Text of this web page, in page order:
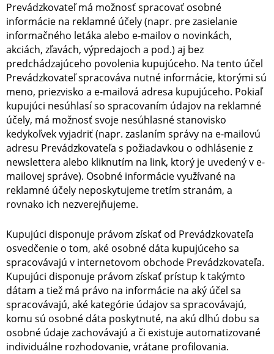
Prevádzkovateľ má možnosť spracovať osobné
informácie na reklamné účely (napr. pre zasielanie
informačného letáka alebo e-mailov o novinkách,
akciách, zľavách, výpredajoch a pod.) aj bez
predchádzajúceho povolenia kupujúceho. Na tento účel
Prevádzkovateľ spracováva nutné informácie, ktorými sú
meno, priezvisko a e-mailová adresa kupujúceho. Pokiaľ
kupujúci nesúhlasí so spracovaním údajov na reklamné
účely, má možnosť svoje nesúhlasné stanovisko
kedykoľvek vyjadriť (napr. zaslaním správy na e-mailovú
adresu Prevádzkovateľa s požiadavkou o odhlásenie z
newslettera alebo kliknutím na link, ktorý je uvedený v e-
mailovej správe). Osobné informácie využívané na
reklamné účely neposkytujeme tretím stranám, a
rovnako ich nezverejňujeme.
Kupujúci disponuje právom získať od Prevádzkovateľa
osvedčenie o tom, aké osobné dáta kupujúceho sa
spracovávajú v internetovom obchode Prevádzkovateľa.
Kupujúci disponuje právom získať prístup k takýmto
dátam a tiež má právo na informácie na aký účel sa
spracovávajú, aké kategórie údajov sa spracovávajú,
komu sú osobné dáta poskytnuté, na akú dlhú dobu sa
osobné údaje zachovávajú a či existuje automatizované
individuálne rozhodovanie, vrátane profilovania.